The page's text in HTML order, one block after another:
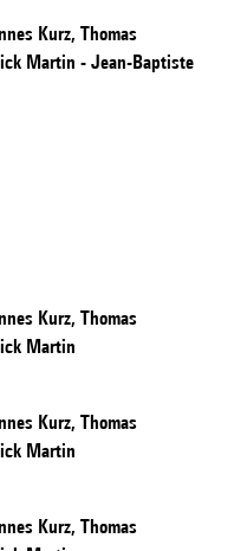
Kurz, Thomas
Martin - Jean-Baptiste
Kurz, Thomas
Martin
Kurz, Thomas
Martin
Kurz, Thomas